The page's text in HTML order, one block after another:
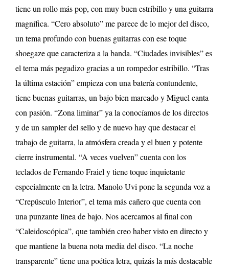
tiene un rollo más pop, con muy buen estribillo y una guitarra
magnífica. “Cero absoluto” me parece de lo mejor del disco,
un tema profundo con buenas guitarras con ese toque
shoegaze que caracteriza a la banda. “Ciudades invisibles” es
el tema más pegadizo gracias a un rompedor estribillo. “Tras
la última estación” empieza con una batería contundente,
tiene buenas guitarras, un bajo bien marcado y Miguel canta
con pasión. “Zona liminar” ya la conocíamos de los directos
y de un sampler del sello y de nuevo hay que destacar el
trabajo de guitarra, la atmósfera creada y el buen y potente
cierre instrumental. “A veces vuelven” cuenta con los
teclados de Fernando Fraiel y tiene toque inquietante
especialmente en la letra. Manolo Uvi pone la segunda voz a
“Crepúsculo Interior”, el tema más cañero que cuenta con
una punzante línea de bajo. Nos acercamos al final con
“Caleidoscópica”, que también creo haber visto en directo y
que mantiene la buena nota media del disco. “La noche
transparente” tiene una poética letra, quizás la más destacable